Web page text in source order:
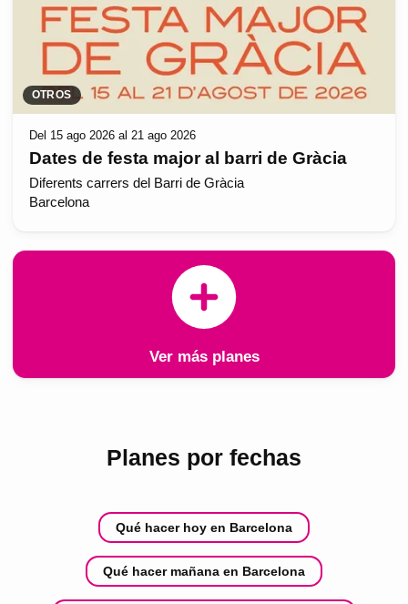
OTROS
Del 15 ago 2026 al 21 ago 2026
Dates de festa major al barri de Gràcia
Diferents carrers del Barri de Gràcia
Barcelona
Ver más planes
Planes por fechas
Qué hacer hoy en Barcelona
Qué hacer mañana en Barcelona